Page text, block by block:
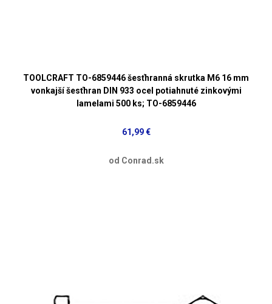
TOOLCRAFT TO-6859446 šesťhranná skrutka M6 16 mm
vonkajší šesťhran DIN 933 ocel potiahnuté zinkovými
lamelami 500 ks; TO-6859446
61,99 €
od Conrad.sk